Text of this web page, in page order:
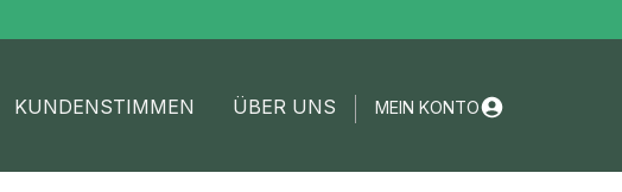
KUNDENSTIMMEN ÜBER UNS MEIN KONTO